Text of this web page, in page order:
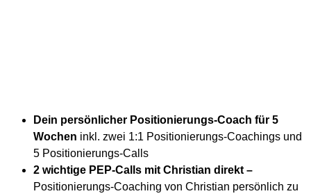
Dein persönlicher Positionierungs-Coach für 5
Wochen inkl. zwei 1:1 Positionierungs-Coachings und
5 Positionierungs-Calls
2 wichtige PEP-Calls mit Christian direkt –
Positionierungs-Coaching von Christian persönlich zu